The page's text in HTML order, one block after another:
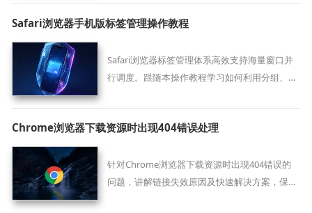
Safari浏览器手机版标签管理操作教程
Safari浏览器标签管理体系高效支持海量窗口并
行调度。跟随本操作教程学习如何利用分组、切
互效率。
Chrome浏览器下载资源时出现404错误处理
针对Chrome浏览器下载资源时出现404错误的
问题，讲解链接失效原因及快速解决方案，保证